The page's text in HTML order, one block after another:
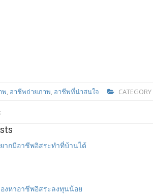
พ อาชีพถ่ายภาพ อาชีพที่น่าสนใจ CATEGORY
ากมีอาชีพอิสระทําที่บ้านได้
งหาอาชีพอิสระลงทุนน้อย